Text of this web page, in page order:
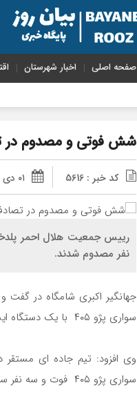
صفحه اصلی اخبار شهرستان
شش فوتی و مصدوم در تصادف ۲ خودرو در محور
کد خبر : 5616 ۰۱ دی ۱۴۰۲ - ۲۱:۱۱
نفر مصدوم شدند.
سواری پژو ۴۰۵ با یک دستگاه ایسوزو در کیلومتر ۳۰ محور پلدختر – اندیمشک به مرکز اورژانس ۱۱۵ گزارش شد.
وی افزود: تیم جاده ای مستقر
سواری پژو ۴۰۵ فوت و سه نفر سرنشین کامیون ایسوزو مصدوم شدند.